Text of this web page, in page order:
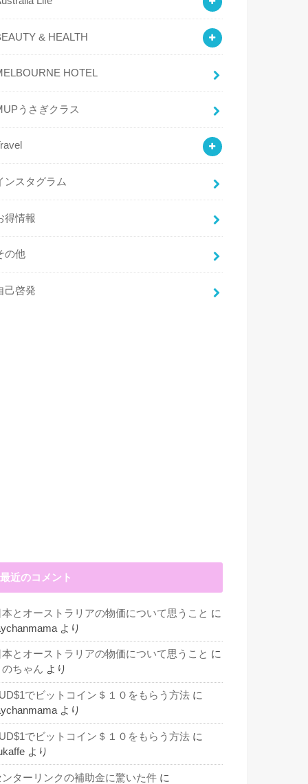
& HEALTH
HOTEL
うさぎクラス
ンスタグラム
得情報
の他
己啓発
最近のコメント
本とオーストラリアの物価について思うこと に
より
本とオーストラリアの物価について思うこと に
のちゃん より
でビットコイン＄１０をもらう方法 に
より
でビットコイン＄１０をもらう方法 に
より
ンターリンクの補助金に驚いた件 に